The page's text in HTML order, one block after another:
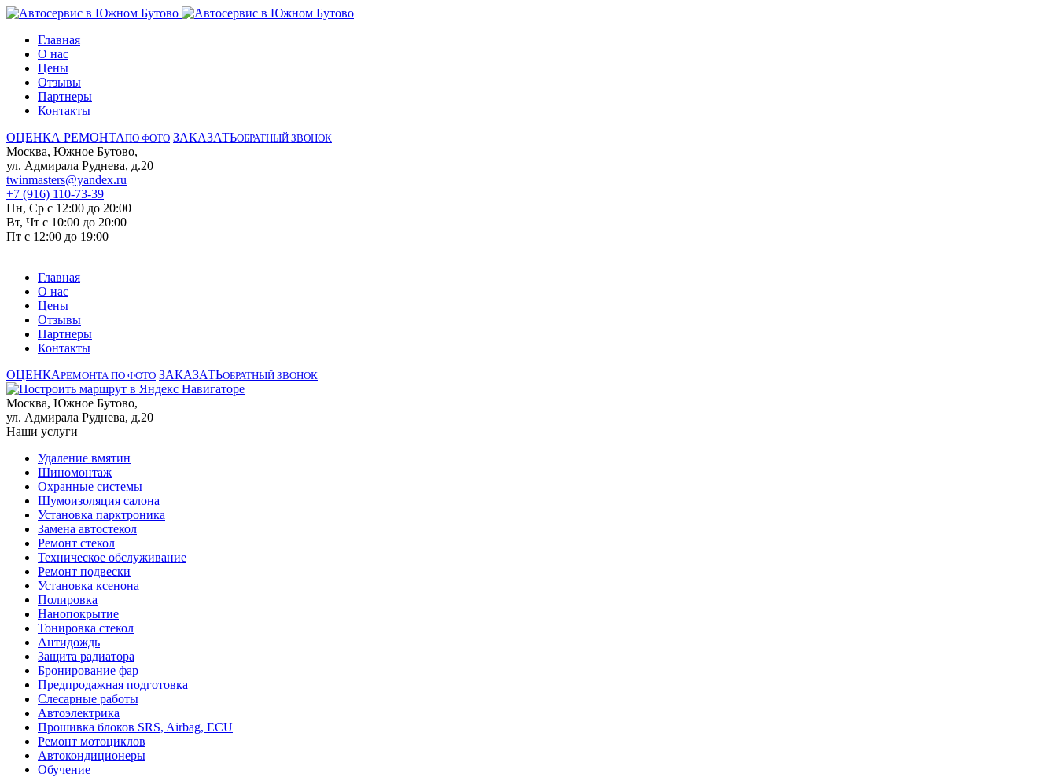
Главная
О нас
Цены
Отзывы
Партнеры
Контакты
ОЦЕНКА РЕМОНТАПО ФОТО ЗАКАЗАТЬОБРАТНЫЙ ЗВОНОК
Москва, Южное Бутово,
ул. Адмирала Руднева, д.20
twinmasters@yandex.ru
+7 (916) 110-73-39
Пн, Ср с 12:00 до 20:00
Вт, Чт с 10:00 до 20:00
Пт с 12:00 до 19:00
Главная
О нас
Цены
Отзывы
Партнеры
Контакты
ОЦЕНКАРЕМОНТА ПО ФОТО ЗАКАЗАТЬОБРАТНЫЙ ЗВОНОК
Москва, Южное Бутово,
ул. Адмирала Руднева, д.20
Наши услуги
Удаление вмятин
Шиномонтаж
Охранные системы
Шумоизоляция салона
Установка парктроника
Замена автостекол
Ремонт стекол
Техническое обслуживание
Ремонт подвески
Установка ксенона
Полировка
Нанопокрытие
Тонировка стекол
Антидождь
Защита радиатора
Бронирование фар
Предпродажная подготовка
Слесарные работы
Автоэлектрика
Прошивка блоков SRS, Airbag, ECU
Ремонт мотоциклов
Автокондиционеры
Обучение